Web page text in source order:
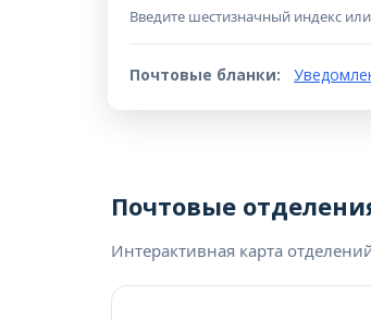
Введите шестизначный индекс
Почтовые бланки:
Почтовые
Интерактивная карта